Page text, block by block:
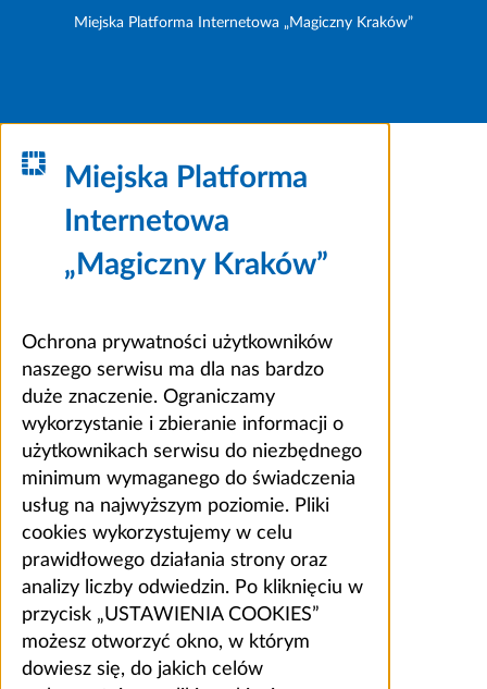
Miejska Platforma Internetowa „Magiczny Kraków”
Miejska Platforma
Internetowa
„Magiczny Kraków”
Ochrona prywatności użytkowników
naszego serwisu ma dla nas bardzo
duże znaczenie. Ograniczamy
wykorzystanie i zbieranie informacji o
użytkownikach serwisu do niezbędnego
minimum wymaganego do świadczenia
usług na najwyższym poziomie. Pliki
cookies wykorzystujemy w celu
prawidłowego działania strony oraz
analizy liczby odwiedzin. Po kliknięciu w
przycisk „USTAWIENIA COOKIES”
możesz otworzyć okno, w którym
dowiesz się, do jakich celów